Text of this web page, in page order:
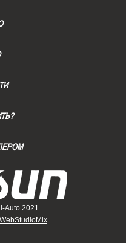
Auto 2021
WebStudioMix